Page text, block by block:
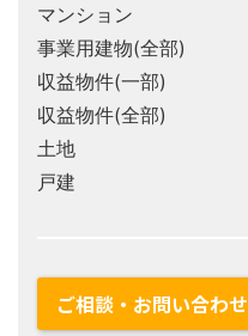
マンション
事業用建物(全部)
収益物件(一部)
収益物件(全部)
土地
戸建
ご相談・お問い合わせ